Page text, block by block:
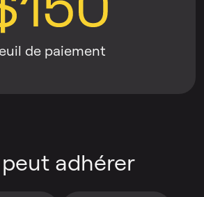
de paiement
adhérer